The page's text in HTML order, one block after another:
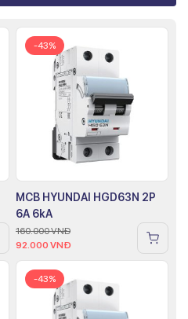
-43%
MCB HYUNDAI HGD63N 2P
6A 6kA
160.000VNĐ
92.000 VNĐ
-43%